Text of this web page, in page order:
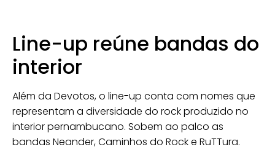
Line-up reúne bandas do
interior
Além da Devotos, o line-up conta com nomes que
representam a diversidade do rock produzido no
interior pernambucano. Sobem ao palco as
bandas Neander,Caminhos do Rocke RuTTura.